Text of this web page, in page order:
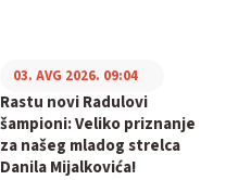
Rastu novi Radulovi
šampioni: Veliko priznanje
za našeg mladog strelca
Danila Mijalkovića!
03. AVG 2026. 09:04